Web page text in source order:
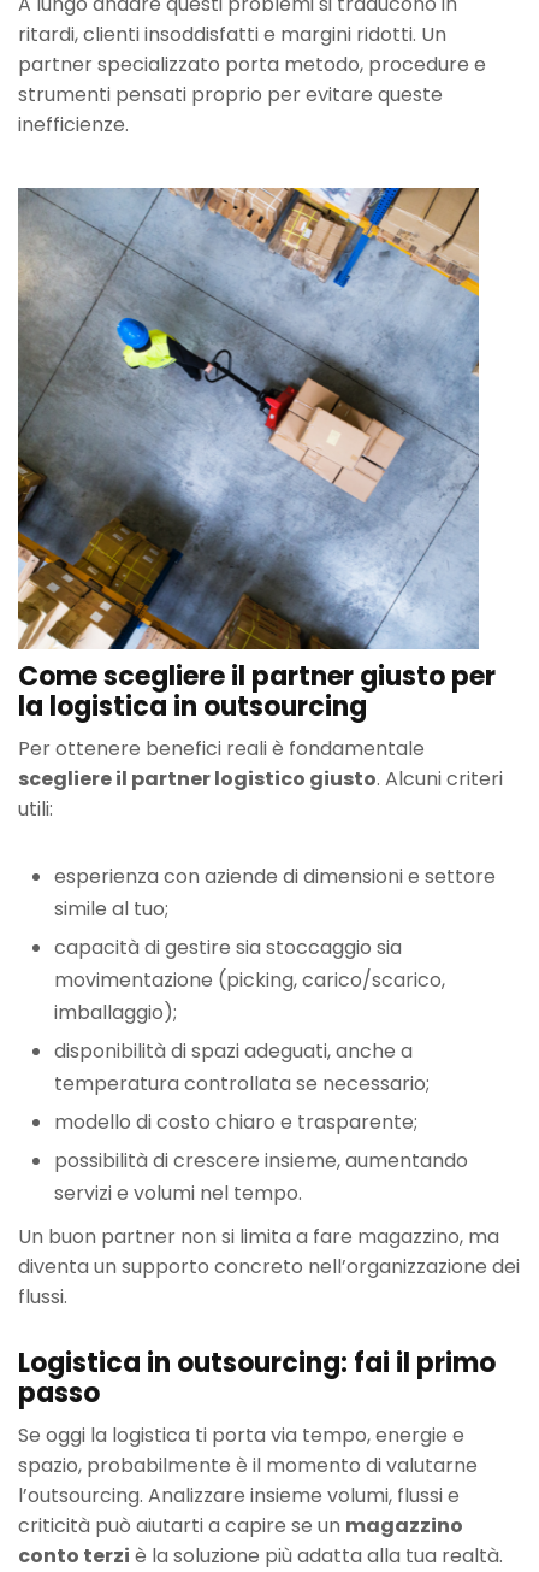
ritardi, clienti insoddisfatti e margini ridotti. Un
partner specializzato porta metodo, procedure e
strumenti pensati proprio per evitare queste
inefficienze.
Come scegliere il partner giusto per
la logistica in outsourcing
Per ottenere benefici reali è fondamentale
scegliere il partner logistico giusto. Alcuni criteri
utili:
esperienza con aziende di dimensioni e settore
simile al tuo;
capacità di gestire sia stoccaggio sia
movimentazione (picking, carico/scarico,
imballaggio);
disponibilità di spazi adeguati, anche a
temperatura controllata se necessario;
modello di costo chiaro e trasparente;
possibilità di crescere insieme, aumentando
servizi e volumi nel tempo.
Un buon partner non si limita a fare magazzino, ma
diventa un supporto concreto nell’organizzazione dei
flussi.
Logistica in outsourcing: fai il primo
passo
Se oggi la logistica ti porta via tempo, energie e
spazio, probabilmente è il momento di valutarne
l’outsourcing. Analizzare insieme volumi, flussi e
criticità può aiutarti a capire se un magazzino
conto terzi è la soluzione più adatta alla tua realtà.